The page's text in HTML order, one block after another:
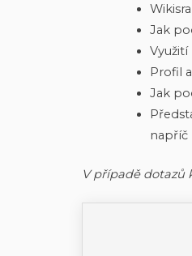
Jak
Profil
Jak
napříč
V případě dotazů